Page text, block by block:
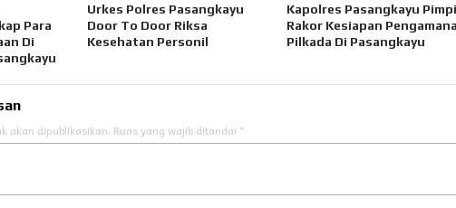
Para
Di
Urkes Polres Pasangkayu
Door To Door Riksa
Kesehatan Personil
Kapolres Pasangkayu
Rakor Kesiapan
Pilkada Di Pasangkayu
akan dipublikasikan. Ruas yang wajib ditandai *